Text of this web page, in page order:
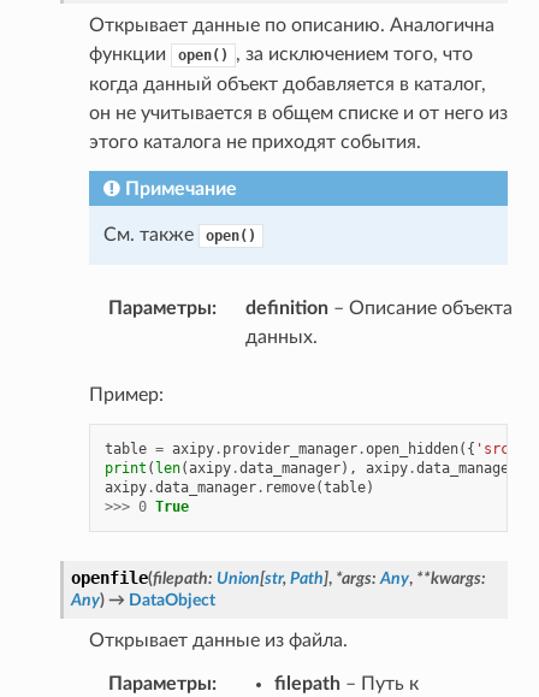
Открывает данные по описанию. Аналогична
функции
open()
, за исключением того, что
когда данный объект добавляется в каталог,
он не учитывается в общем списке и от него из
этого каталога не приходят события.
Примечание
См. также open()
Параметры: definition– Описание объекта
данных.
Пример:
table = axipy. provider_manager.open_hidden({ 'src'
print ( len(axipy.data_manager), axipy.data_manager
axipy.data_manager. remove(table)
>>> 0 True
openfile(filepath: Union[str, Path], *args: Any, **kwargs:
Any) → DataObject
Открывает данные из файла.
Параметры: filepath– Путь к